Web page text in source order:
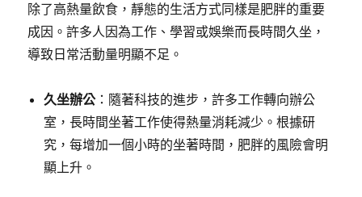
除了高熱量飲食，靜態的生活方式同樣是肥胖的重要
成因。許多人因為工作、學習或娛樂而長時間久坐，
導致日常活動量明顯不足。
久坐辦公 ：隨著科技的進步，許多工作轉向辦公
室，長時間坐著工作使得熱量消耗減少。根據研
究，每增加一個小時的坐著時間，肥胖的風險會明
顯上升。